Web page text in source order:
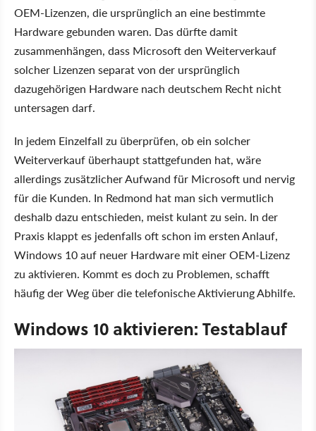
OEM-Lizenzen, die ursprünglich an eine bestimmte
Hardware gebunden waren. Das dürfte damit
zusammenhängen, dass Microsoft den Weiterverkauf
solcher Lizenzen separat von der ursprünglich
dazugehörigen Hardware nach deutschem Recht nicht
untersagen darf.
In jedem Einzelfall zu überprüfen, ob ein solcher
Weiterverkauf überhaupt stattgefunden hat, wäre
allerdings zusätzlicher Aufwand für Microsoft und nervig
für die Kunden. In Redmond hat man sich vermutlich
deshalb dazu entschieden, meist kulant zu sein. In der
Praxis klappt es jedenfalls oft schon im ersten Anlauf,
Windows 10 auf neuer Hardware mit einer OEM-Lizenz
zu aktivieren. Kommt es doch zu Problemen, schafft
häufig der Weg über die telefonische Aktivierung Abhilfe.
Windows 10 aktivieren: Testablauf